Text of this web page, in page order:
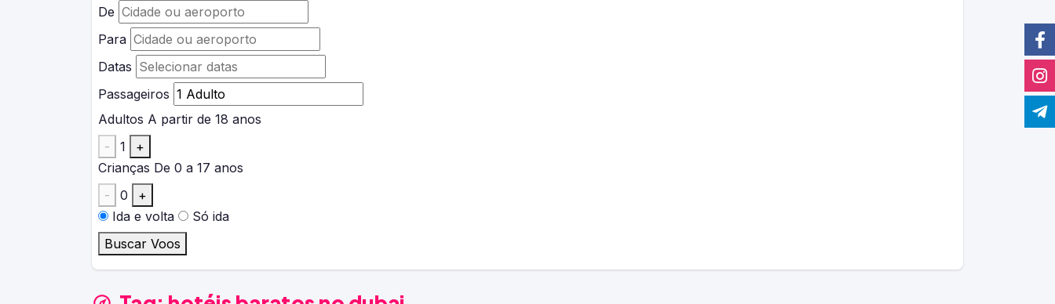
De
Para
Datas
Passageiros
Adultos A partir de 18 anos
-
1
+
Crianças De 0 a 17 anos
-
0
+
Ida e volta
Só ida
Buscar Voos